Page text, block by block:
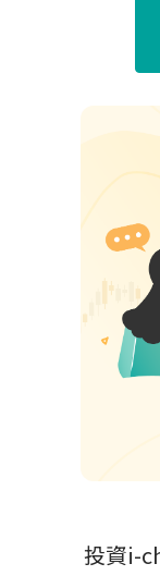
投資i-